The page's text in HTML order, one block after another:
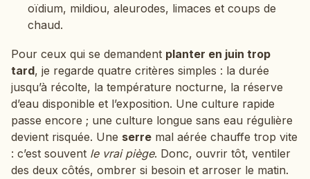
oïdium, mildiou, aleurodes, limaces et coups de
chaud.
Pour ceux qui se demandent planter en juin trop
tard, je regarde quatre critères simples : la durée
jusqu’à récolte, la température nocturne, la réserve
d’eau disponible et l’exposition. Une culture rapide
passe encore ; une culture longue sans eau régulière
devient risquée. Une serre mal aérée chauffe trop vite
: c’est souvent le vrai piège. Donc, ouvrir tôt, ventiler
des deux côtés, ombrer si besoin et arroser le matin.